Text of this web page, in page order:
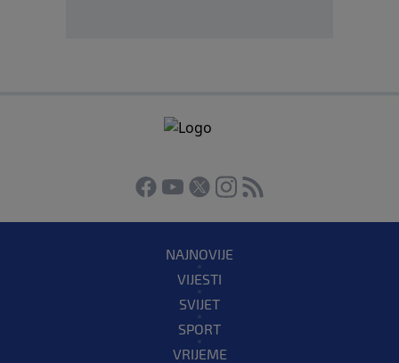
NAJNOVIJE
VIJESTI
SVIJET
SPORT
VRIJEME